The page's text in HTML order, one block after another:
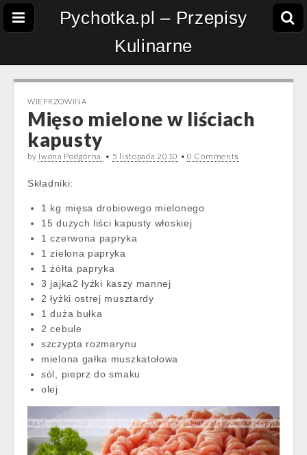
Pychotka.pl – Przepisy
Kulinarne
WIEPRZOWINA
Mięso mielone w liściach
kapusty
by Iwona Podgórna • 5 listopada 2010 •0 Comments
Składniki:
1 kg mięsa drobiowego mielonego
15 dużych liści kapusty włoskiej
1 czerwona papryka
1 zielona papryka
1 żółta papryka
3 jajka2 łyżki kaszy mannej
2 łyżki ostrej musztardy
1 duża bułka
2 cebule
szczypta rozmarynu
mielona gałka muszkatołowa
sól, pieprz do smaku
olej